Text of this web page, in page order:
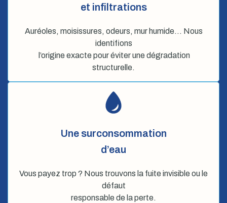
et infiltrations
Auréoles, moisissures, odeurs, mur humide… Nous
identifions
l’origine exacte pour éviter une dégradation
structurelle.
Une surconsommation
d’eau
Vous payez trop ? Nous trouvons la fuite invisible ou le
défaut
responsable de la perte.